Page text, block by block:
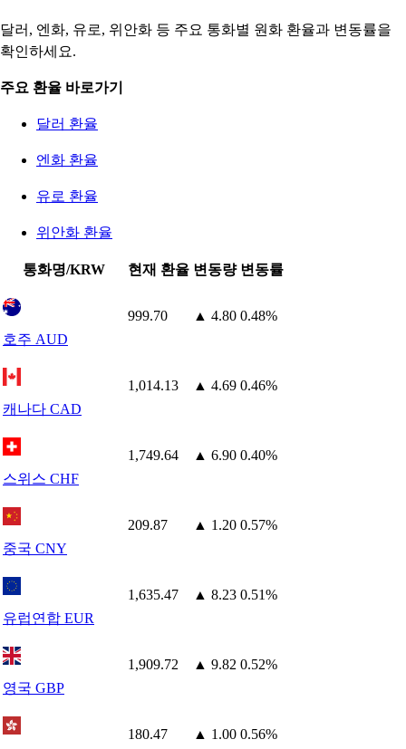
달러, 엔화, 유로, 위안화 등 주요 통화별 원화 환율과 변동률을
확인하세요.
주요 환율 바로가기
달러 환율
엔화 환율
유로 환율
위안화 환율
통화명/KRW 현재 환율 변동량 변동률
호주 AUD
999.70 ▲ 4.80 0.48%
캐나다 CAD
1,014.13 ▲ 4.69 0.46%
스위스 CHF
1,749.64 ▲ 6.90 0.40%
중국 CNY
209.87 ▲ 1.20 0.57%
유럽연합 EUR
1,635.47 ▲ 8.23 0.51%
영국 GBP
1,909.72 ▲ 9.82 0.52%
180.47 ▲ 1.00 0.56%